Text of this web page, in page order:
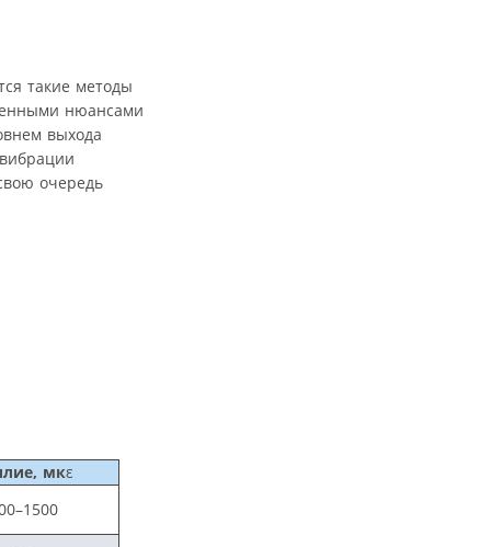
такие методы
нюансами
выхода
очередь
мкε